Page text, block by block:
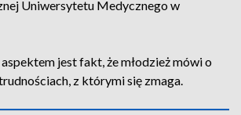
Uniwersytetu Medycznego w
jest fakt, że młodzież mówi o
z którymi się zmaga.